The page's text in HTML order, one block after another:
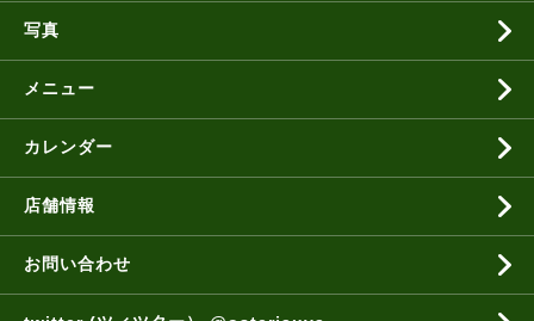
写真
メニュー
カレンダー
店舗情報
お問い合わせ